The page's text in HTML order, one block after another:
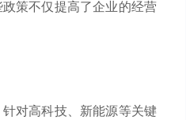
策不仅提高了企业的经营
对高科技、新能源等关键